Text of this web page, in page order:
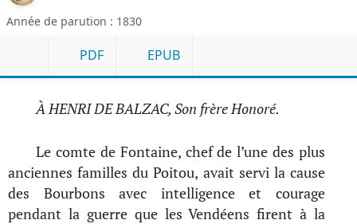
Année de parution : 1830
PDF EPUB
À HENRI DE BALZAC, Son frère Honoré.
Le comte de Fontaine, chef de l’une des plus
anciennes familles du Poitou, avait servi la cause
des Bourbons avec intelligence et courage
pendant la guerre que les Vendéens firent à la